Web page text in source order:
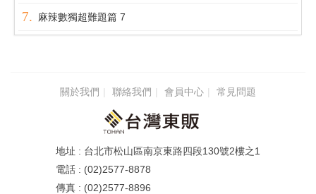
麻辣數獨超難題篇 7
關於我們 聯絡我們 會員中心 常見問題
台北市松山區南京東路四段130號2樓之1
(02)2577-8878
(02)2577-8896